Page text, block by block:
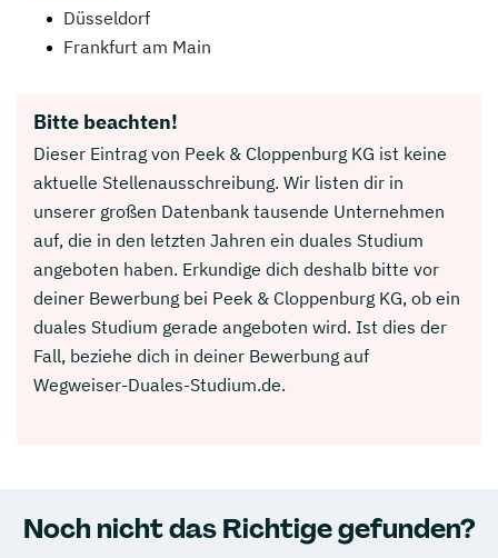
Düsseldorf
Frankfurt am Main
Bitte beachten!
Dieser Eintrag von Peek & Cloppenburg KG ist keine
aktuelle Stellenausschreibung. Wir listen dir in
unserer großen Datenbank tausende Unternehmen
auf, die in den letzten Jahren ein duales Studium
angeboten haben. Erkundige dich deshalb bitte vor
deiner Bewerbung bei Peek & Cloppenburg KG, ob ein
duales Studium gerade angeboten wird. Ist dies der
Fall, beziehe dich in deiner Bewerbung auf
Wegweiser-Duales-Studium.de.
Noch nicht das Richtige gefunden?